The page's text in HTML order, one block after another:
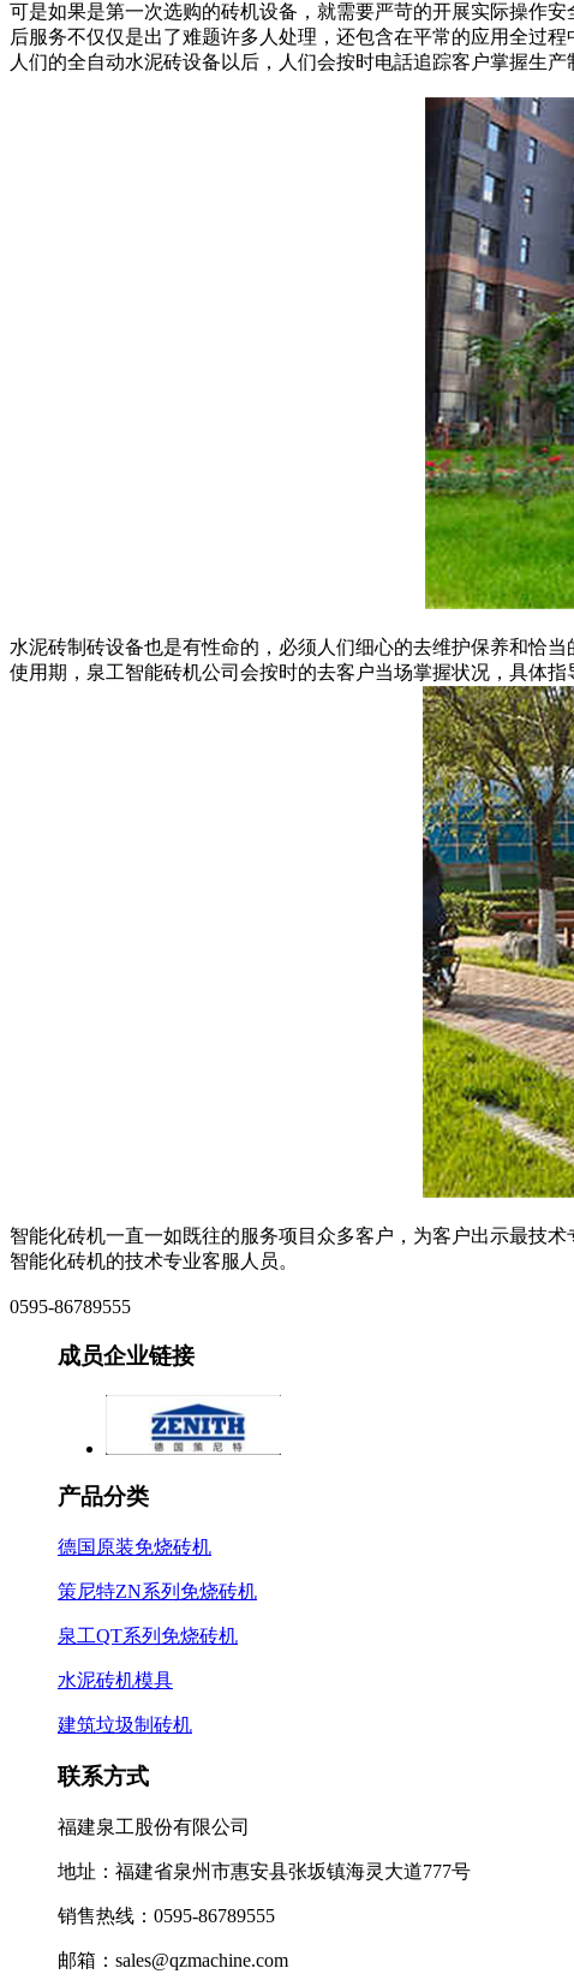
可是如果是第一次选购的砖机设备，就需要严苛的开展实际操作
后服务不仅仅是出了难题许多人处理，还包含在平常的应用全过
人们的全自动水泥砖设备以后，人们会按时电話追踪客户掌握生
水泥砖制砖设备也是有性命的，必须人们细心的去维护保养和恰
使用期，泉工智能砖机公司会按时的去客户当场掌握状况，具体
智能化砖机一直一如既往的服务项目众多客户，为客户出示最技
智能化砖机的技术专业客服人员。
0595-86789555
成员企业链接
产品分类
德国原装免烧砖机
策尼特ZN系列免烧砖机
泉工QT系列免烧砖机
水泥砖机模具
建筑垃圾制砖机
联系方式
福建泉工股份有限公司
地址：福建省泉州市惠安县张坂镇海灵大道777号
销售热线：0595-86789555
邮箱：sales@qzmachine.com